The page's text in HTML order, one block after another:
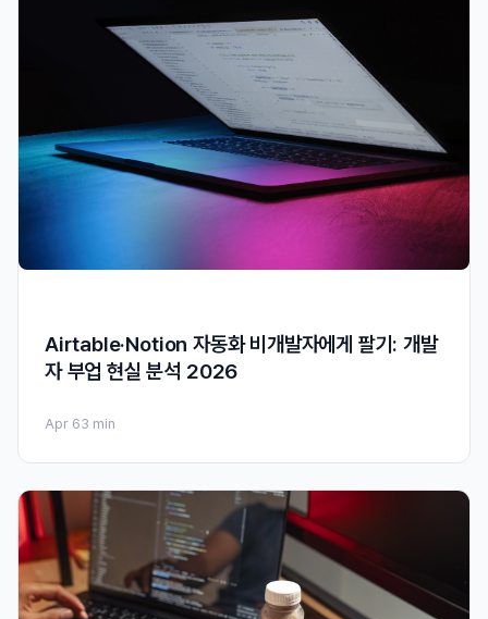
Airtable·Notion 자동화 비개발자에게 팔기: 개발
자 부업 현실 분석 2026
Apr 63 min